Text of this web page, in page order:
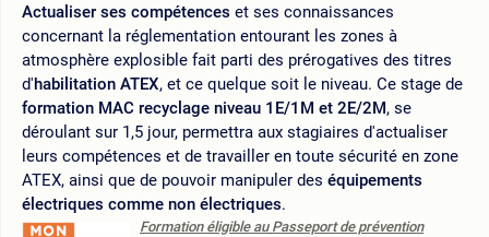
Actualiser ses compétences et ses connaissances
concernant la réglementation entourant les zones à
atmosphère explosible fait parti des prérogatives des titres
d'habilitation ATEX, et ce quelque soit le niveau. Ce stage de
formation MAC recyclage niveau 1E/1M et 2E/2M, se
déroulant sur 1,5 jour, permettra aux stagiaires d'actualiser
leurs compétences et de travailler en toute sécurité en zone
ATEX, ainsi que de pouvoir manipuler des équipements
électriques comme non électriques.
Formation éligible au Passeport de prévention